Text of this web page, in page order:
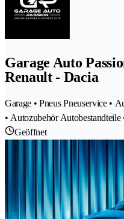
Garage Auto
Renault - Dacia
Garage • Pneus Pneuservice •
• Autozubehör Autobestandteile
Geöffnet